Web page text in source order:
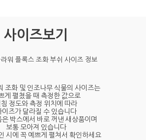
사이즈보기
조화 및 인조나무 식물의 사이즈는
게 펼쳤을 때 측정한 값으로
정도와 측정 위치에 따라
이즈가 달라질 수 있습니다
박스에서 바로 꺼낸 새상품이며
보통 모아져 있습니다
시에 꼭 예쁘게 펼쳐서 확인하세요